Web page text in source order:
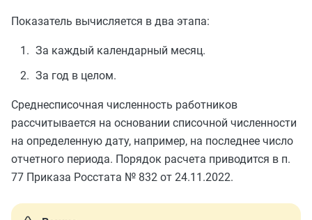
Показатель вычисляется в два этапа:
За каждый календарный месяц.
За год в целом.
Среднесписочная численность работников
рассчитывается на основании списочной численности
на определенную дату, например, на последнее число
отчетного периода. Порядок расчета приводится в п.
77 Приказа Росстата № 832 от 24.11.2022.